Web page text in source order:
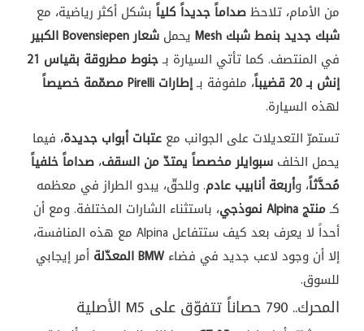
من الأمام، تلاحظصداماً جديداً كلياً بشكل أكثر رياضية، مع
شبك جديد بنمط شبك Mesh
يحمل شعار Bovensiepen الكبير
في المنتصف. كما تأتي السيارة بـ
جنوط مطروقة بقياس 21
إنش بـ 20 قضيباً
، ملفوفة بـإطارات Pirelli مصمّمة خصيصاً
لهذه السيارة.
تستمرّ التعديلات على الجوانب مع عتبات أبواب جديدة، فيما
يحمل الخلف سبوايلر مخصصاً يمتدّ من السقف، صداماً خلفياً
مُحدَّثاً، وأربعة أنابيب عادم. وللحقّ، يبدو الطراز في معظمه
كـمنتج Alpina نموذجي
، باستثناء الشارات المختلفة. ومع أن
أحداً لا يعرف بعد كيف ستتفاعل Alpina مع هذه المنافسة،
إلا أن وجود لاعب جديد في فضاءBMW المعدّلة
أمر إيجابي
للسوق.
المحرك.. 790 حصاناً تتفوّق على M5 الأصلية